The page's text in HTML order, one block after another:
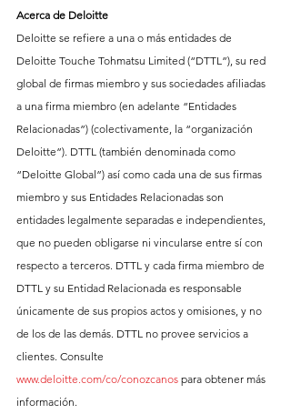
Acerca de Deloitte
Deloitte se refiere a una o más entidades de
Deloitte Touche Tohmatsu Limited (“DTTL”), su red
global de firmas miembro y sus sociedades afiliadas
a una firma miembro (en adelante “Entidades
Relacionadas”) (colectivamente, la “organización
Deloitte”). DTTL (también denominada como
“Deloitte Global”) así como cada una de sus firmas
miembro y sus Entidades Relacionadas son
entidades legalmente separadas e independientes,
que no pueden obligarse ni vincularse entre sí con
respecto a terceros. DTTL y cada firma miembro de
DTTL y su Entidad Relacionada es responsable
únicamente de sus propios actos y omisiones, y no
de los de las demás. DTTL no provee servicios a
clientes. Consulte
www.deloitte.com/co/conozcanos para obtener más
información.